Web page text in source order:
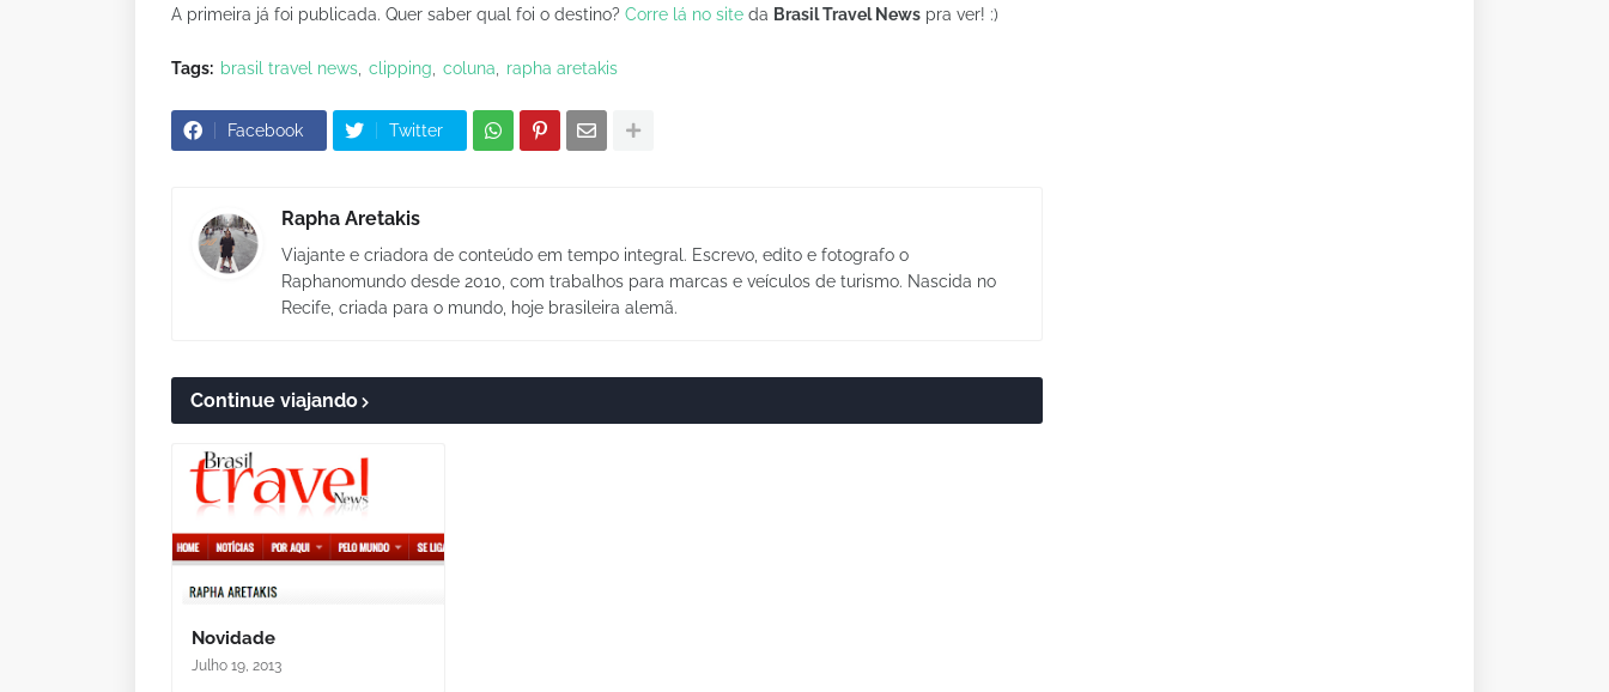
A primeira já foi publicada. Quer saber qual foi o destino? Corre lá no site da Brasil Travel News pra ver! :)
Tags: brasil travel news clipping coluna rapha aretakis
Facebook Twitter
Rapha Aretakis
Viajante e criadora de conteúdo em tempo integral. Escrevo, edito e fotografo o
Raphanomundo desde 2010, com trabalhos para marcas e veículos de turismo. Nascida no
Recife, criada para o mundo, hoje brasileira alemã.
Continue viajando
Novidade
Julho 19, 2013